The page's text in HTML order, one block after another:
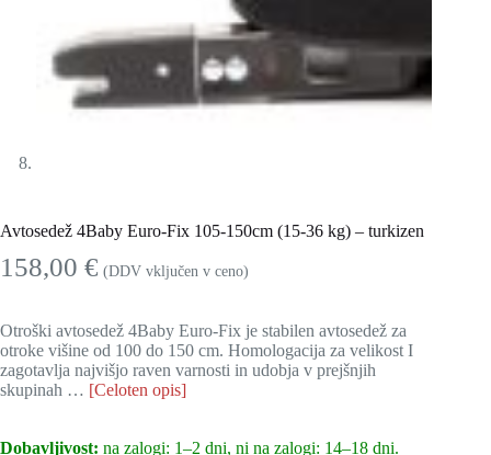
Avtosedež 4Baby Euro-Fix 105-150cm (15-36 kg) – turkizen
158,00 € (DDV vključen v ceno)
Otroški avtosedež 4Baby Euro-Fix je stabilen avtosedež za
otroke višine od 100 do 150 cm. Homologacija za velikost I
zagotavlja najvišjo raven varnosti in udobja v prejšnjih
skupinah … [Celoten opis]
Dobavljivost: na zalogi: 1–2 dni, ni na zalogi: 14–18 dni.